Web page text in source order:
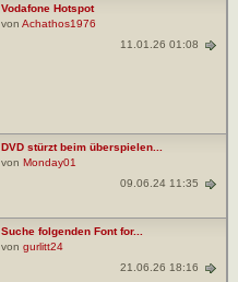
Vodafone Hotspot
von Achathos1976
11.01.26 01:08
DVD stürzt beim überspielen...
von Monday01
09.06.24 11:35
Suche folgenden Font for...
von gurlitt24
21.06.26 18:16